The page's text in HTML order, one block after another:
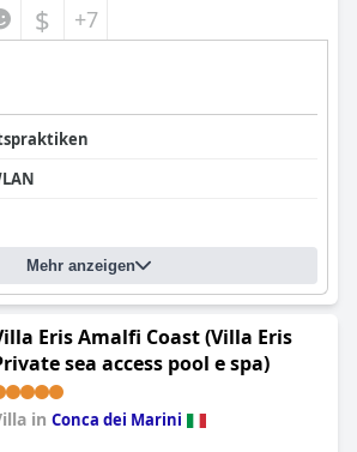
$ +7
Mehr anzeigen
Eris Amalfi Coast (Villa Eris
sea access pool e spa)
in Conca dei Marini